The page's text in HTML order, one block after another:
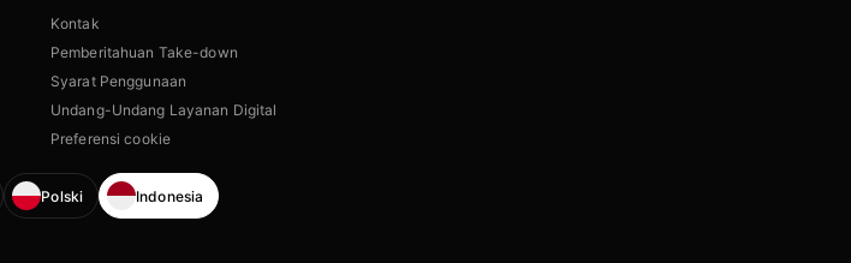
Kontak
Pemberitahuan Take-down
Syarat Penggunaan
Undang-Undang Layanan Digital
Preferensi cookie
Polski Indonesia